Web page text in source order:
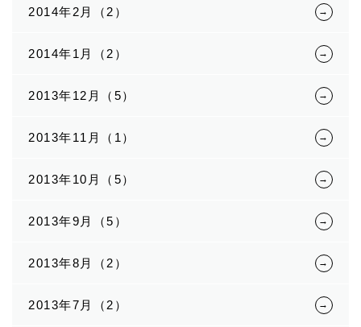
2014年2月（2）
2014年1月（2）
2013年12月（5）
2013年11月（1）
2013年10月（5）
2013年9月（5）
2013年8月（2）
2013年7月（2）